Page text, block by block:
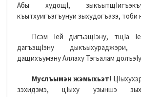
Абы худощI,
къытхуигъэгъунуи зыхудогъазэ,
Псэм Iей дигъэщIэну, тщIа
дагъэщIэну
дащихъумэну Аллаху Тэгьалам
Муслъымэн жэмыхьэт!
зэхидзмэ, цIыху узыншэ